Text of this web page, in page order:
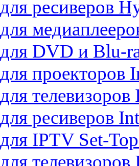
ресиверов
DVD и Blu-
проекторов
ресиверов
IPTV Set-
телевизоров